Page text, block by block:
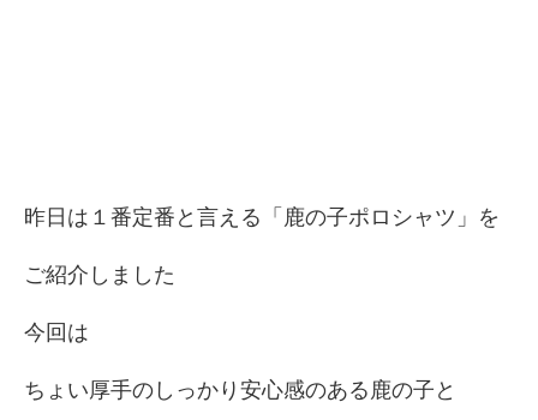
昨日は１番定番と言える「鹿の子ポロシャツ」を
ご紹介しました
今回は
ちょい厚手のしっかり安心感のある鹿の子と